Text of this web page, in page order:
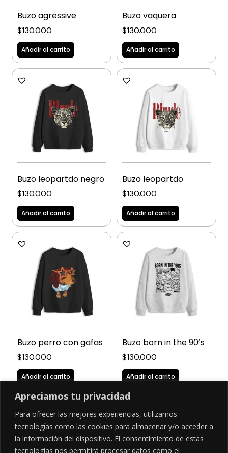
Apreciamos tu privacidad
Para ofrecer las mejores experiencias, utilizamos
tecnologías como las cookies para almacenar y/o acceder a
la información del dispositivo. El consentimiento de estas
tecnologías nos permitirá procesar datos como el
Buzo agressive
$130.000
Añadir al carrito
Buzo vaquera
$130.000
Añadir al carrito
Buzo leopartdo negro
$130.000
Añadir al carrito
Buzo leopartdo
$130.000
Añadir al carrito
Buzo perro con gafas
$130.000
Añadir al carrito
Buzo born in the 90’s
$130.000
Añadir al carrito
SÍGUENOS EN